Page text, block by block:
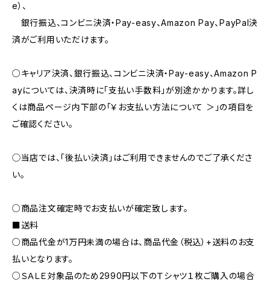
e）、
銀行振込、コンビニ決済・Pay-easy、Amazon Pay、PayPal決
済がご利用いただけます。
○キャリア決済、銀行振込、コンビニ決済・Pay-easy、Amazon P
ayについては、決済時に「支払い手数料」が別途かかります。詳し
くは商品ページ内下部の「￥お支払い方法について ＞」の項目を
ご確認ください。
◯当店では、｢後払い決済｣はご利用できませんのでご了承くださ
い。
○商品注文確定時でお支払いが確定致します。
■送料
○商品代金が1万円未満の場合は、商品代金（税込）+送料のお支
払いとなります。
○ＳＡＬＥ対象品のため2990円以下のＴシャツ１枚ご購入の場合